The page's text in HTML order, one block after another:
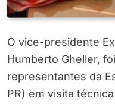
O vice-presidente
Humberto Gheller,
representantes da
PR) em visita